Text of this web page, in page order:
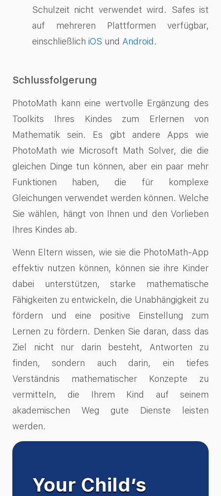
Schulzeit nicht verwendet wird. Safes ist
auf mehreren Plattformen verfügbar,
einschließlich iOS und Android .
Schlussfolgerung
PhotoMath kann eine wertvolle Ergänzung des
Toolkits Ihres Kindes zum Erlernen von
Mathematik sein. Es gibt andere Apps wie
PhotoMath wie Microsoft Math Solver, die die
gleichen Dinge tun können, aber ein paar mehr
Funktionen haben, die für komplexe
Gleichungen verwendet werden können. Welche
Sie wählen, hängt von Ihnen und den Vorlieben
Ihres Kindes ab.
Wenn Eltern wissen, wie sie die PhotoMath-App
effektiv nutzen können, können sie ihre Kinder
dabei unterstützen, starke mathematische
Fähigkeiten zu entwickeln, die Unabhängigkeit zu
fördern und eine positive Einstellung zum
Lernen zu fördern. Denken Sie daran, dass das
Ziel nicht nur darin besteht, Antworten zu
finden, sondern auch darin, ein tiefes
Verständnis mathematischer Konzepte zu
vermitteln, die Ihrem Kind auf seinem
akademischen Weg gute Dienste leisten
werden.
Your Child’s